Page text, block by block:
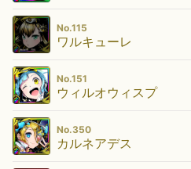
No.115
ワルキューレ
No.151
ウィルオウィスプ
No.350
カルネアデス